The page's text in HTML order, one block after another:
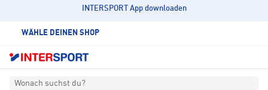
INTERSPORT App downloaden
WÄHLE DEINEN SHOP
Wonach suchst du?